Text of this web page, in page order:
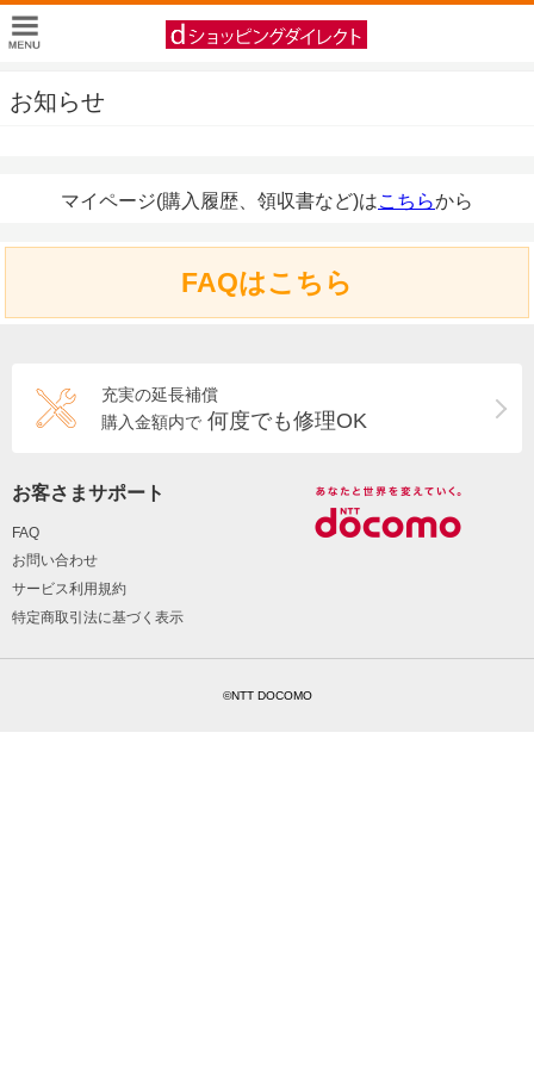
お知らせ
マイページ(購入履歴、領収書など)はこちらから
FAQはこちら
充実の延長補償
購入金額内で 何度でも修理OK
お客さまサポート
FAQ
お問い合わせ
サービス利用規約
特定商取引法に基づく表示
©NTT DOCOMO